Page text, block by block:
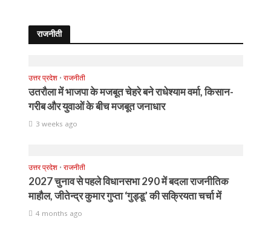
राजनीती
उत्तर प्रदेश • राजनीती
उतरौला में भाजपा के मजबूत चेहरे बने राधेश्याम वर्मा, किसान-
गरीब और युवाओं के बीच मजबूत जनाधार
3 weeks ago
उत्तर प्रदेश • राजनीती
2027 चुनाव से पहले विधानसभा 290 में बदला राजनीतिक
माहौल, जीतेन्द्र कुमार गुप्ता ‘गुड्डू’ की सक्रियता चर्चा में
4 months ago